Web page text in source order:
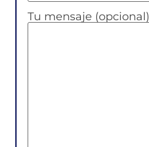
Tu mensaje (opcional)